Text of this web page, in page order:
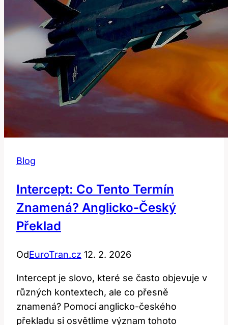
Blog
Intercept: Co Tento Termín
Znamená? Anglicko-Český
Překlad
OdEuroTran.cz 12. 2. 2026
Intercept je slovo, které se často objevuje v
různých kontextech, ale co přesně
znamená? Pomocí anglicko-českého
překladu si osvětlíme význam tohoto